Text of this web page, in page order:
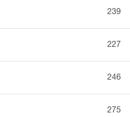
239
227
246
275